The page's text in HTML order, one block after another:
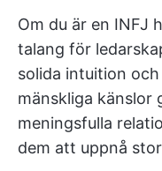
Om du är en INFJ
talang för
solida intuition
mänskliga känslor
meningsfulla
dem att uppnå